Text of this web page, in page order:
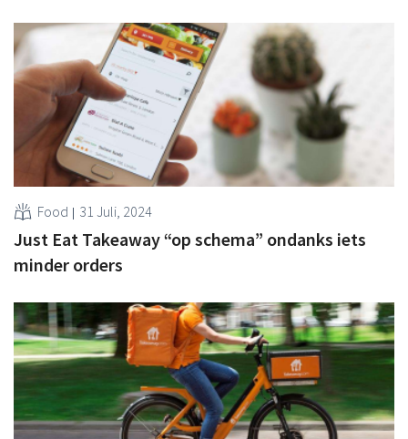
Food 31 Juli, 2024
Just Eat Takeaway “op schema” ondanks iets
minder orders